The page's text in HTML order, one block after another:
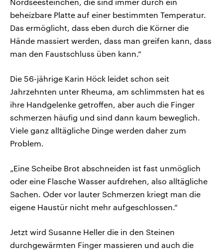
beheizbare Platte auf einer bestimmten Temperatur.
Das ermöglicht, dass eben durch die Körner die
Hände massiert werden, dass man greifen kann, dass
man den Faustschluss üben kann.“
Die 56-jährige Karin Höck leidet schon seit
Jahrzehnten unter Rheuma, am schlimmsten hat es
ihre Handgelenke getroffen, aber auch die Finger
schmerzen häufig und sind dann kaum beweglich.
Viele ganz alltägliche Dinge werden daher zum
Problem.
„Eine Scheibe Brot abschneiden ist fast unmöglich
oder eine Flasche Wasser aufdrehen, also alltägliche
Sachen. Oder vor lauter Schmerzen kriegt man die
eigene Haustür nicht mehr aufgeschlossen.“
Jetzt wird Susanne Heller die in den Steinen
durchgewärmten Finger massieren und auch die